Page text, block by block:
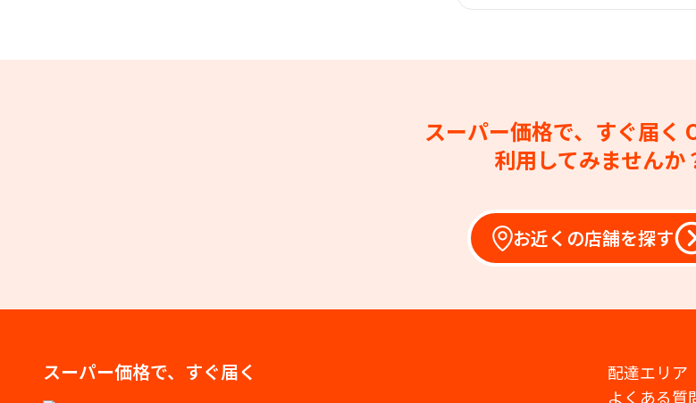
スーパー価格で、すぐ届く
利用してみませんか
お近くの店舗を探す
スーパー価格で、すぐ届く
配達エリア
よくある質